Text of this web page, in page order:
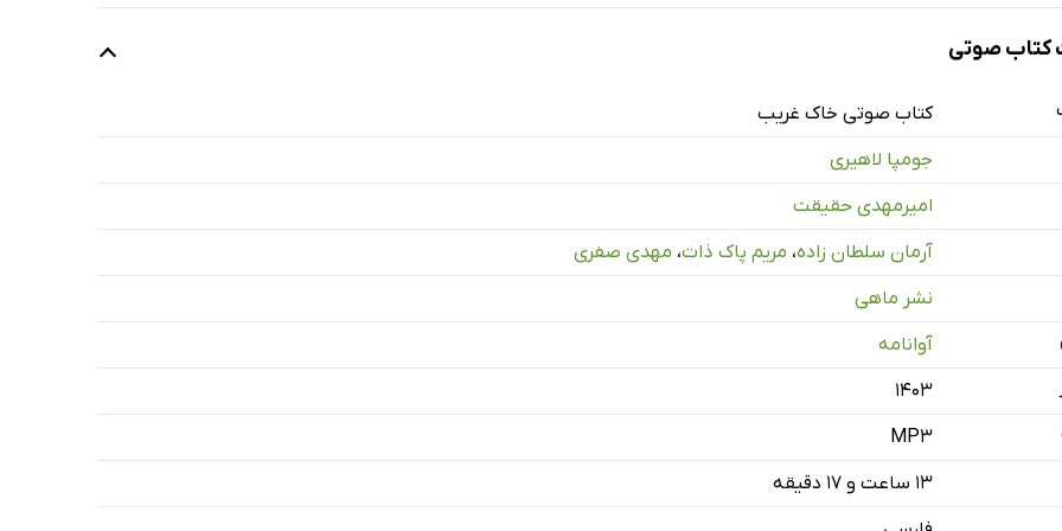
خاک غریب - بخش اول
خاک غریب - بخش دوم
خاک غریب - بخش سوم
جهنم، بهشت - بخش اول
صوتی
کتاب صوتی خاک غریب
جومپا لاهیری
امیرمهدی حقیقت
آرمان سلطان زاده، مریم پاک ذات، مهدی صفری
نشر ماهی
آوانامه
۱۴۰۳
MP3
۱۳ ساعت و ۱۷ دقیقه